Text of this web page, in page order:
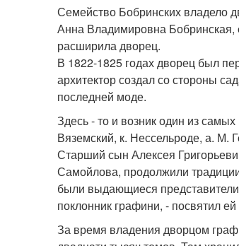
Семейство Бобринских владело
Анна Владимировна Бобринская,
расширила дворец.
В 1822-1825 годах дворец был
архитектор создал со стороны
последней моде.
Здесь - то и возник один из
Вяземский, к. Нессельроде, а. М.
Старший сын Алексея
Самойлова, продолжили
были выдающиеся
поклонник графини, - посвятил
За время владения дворцом